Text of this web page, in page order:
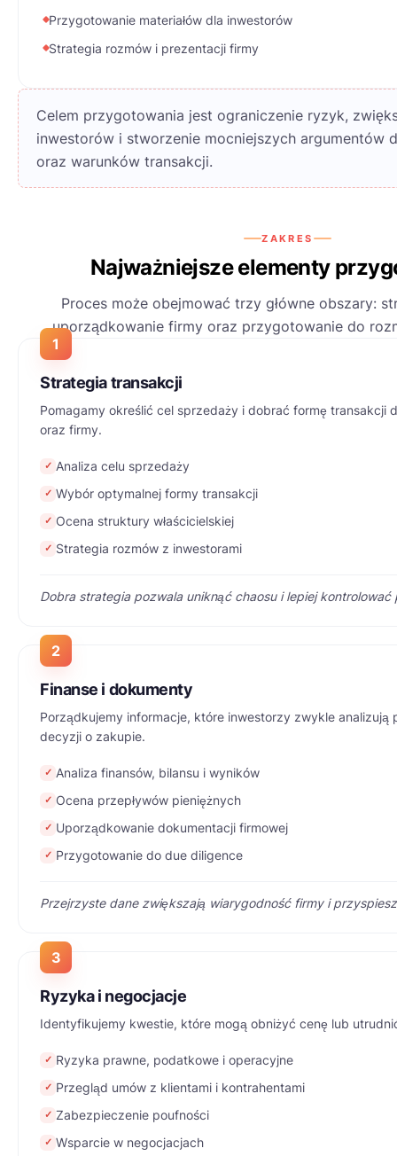
Przygotowanie materiałów dla inwestorów
Strategia rozmów i prezentacji firmy
Celem przygotowania jest ograniczenie ryzyk,
inwestorów i stworzenie mocniejszych argumentów
oraz warunków transakcji.
ZAKRES
Najważniejsze elementy
Proces może obejmować trzy główne obszary:
uporządkowanie firmy oraz przygotowanie do
1
Strategia transakcji
Pomagamy określić cel sprzedaży i dobrać formę transakcji
oraz firmy.
✓ Analiza celu sprzedaży
✓ Wybór optymalnej formy transakcji
✓ Ocena struktury właścicielskiej
✓ Strategia rozmów z inwestorami
Dobra strategia pozwala uniknąć chaosu i lepiej
2
Finanse i dokumenty
Porządkujemy informacje, które inwestorzy zwykle analizują
decyzji o zakupie.
✓ Analiza finansów, bilansu i wyników
✓ Ocena przepływów pieniężnych
✓ Uporządkowanie dokumentacji firmowej
✓ Przygotowanie do due diligence
Przejrzyste dane zwiększają wiarygodność firmy i
3
Ryzyka i negocjacje
Identyfikujemy kwestie, które mogą obniżyć cenę lub
✓ Ryzyka prawne, podatkowe i operacyjne
✓ Przegląd umów z klientami i kontrahentami
✓ Zabezpieczenie poufności
✓ Wsparcie w negocjacjach